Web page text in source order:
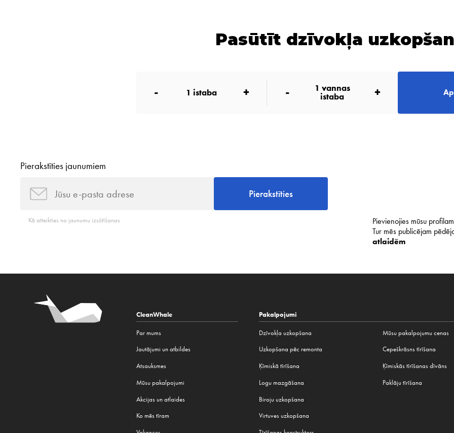
Pasūtīt dzīvokļa
- 1 istaba + - 1 vannas
istaba +
Pierakstīties jaunumiem
Pierakstīties
Kā atteikties no jaunumu izsūtīšanas
Pievienojies mūsu
Tur mēs publicējam
atlaidēm
CleanWhale
Par mums
Jautājumi un atbildes
Atsauksmes
Mūsu pakalpojumi
Akcijas un atlaides
Ko mēs tīram
Pakalpojumi
Dzīvokļa uzkopšana
Uzkopšana pēc remonta
Ķīmiskā tīrīšana
Logu mazgāšana
Biroju uzkopšana
Virtuves uzkopšana
Mūsu pakalpojumu cenas
Cepeškrāsns tīrīšana
Ķīmiskās tīrīšanas dīvāns
Paklāju tīrīšana